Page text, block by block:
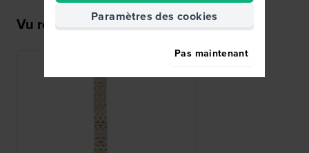
Vu récemmentParamètres des cookies
Pas maintenant